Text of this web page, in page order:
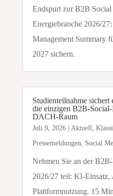
Endspurt zur B2B
Energiebranche 2026/
Management Summary
2027 sichern.
Studienteilnahme
die einzigen B2B-
DACH-Raum
Juli 9, 2026| Aktuell
Pressemeldungen
Social
Nehmen Sie an der
2026/27 teil: KI-Einsatz,
Plattformnutzung. 15